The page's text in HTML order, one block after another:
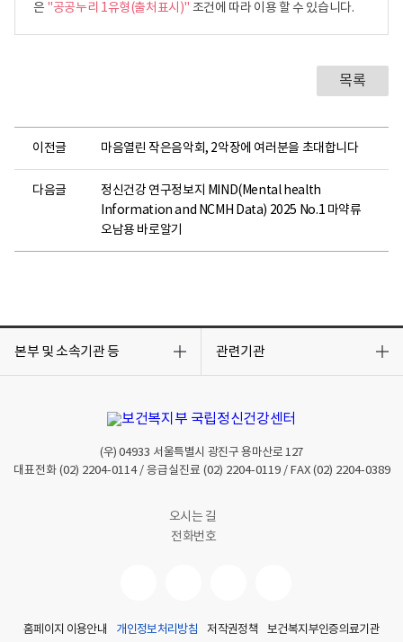
은 "공공누리 1유형(출처표시)" 조건에 따라 이용 할 수 있습니다.
목록
이전글 마음열린 작은음악회, 2악장에 여러분을 초대합니다
다음글
정신건강 연구정보지 MIND(Mental health
Information and NCMH Data) 2025 No.1 마약류
오남용 바로알기
본부 및 소속기관 등
기
관련기관
기
(우)04933 서울특별시 광진구 용마산로 127
대표전화 (02) 2204-0114/ 응급실진료 (02) 2204-0119/ FAX (02) 2204-0389
오시는 길
전화번호
홈페이지 이용안내 개인정보처리방침 저작권정책 보건복지부인증의료기관